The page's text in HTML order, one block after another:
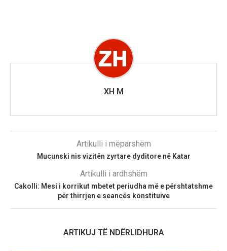
XH M
Artikulli i mëparshëm
Mucunski nis vizitën zyrtare dyditore në Katar
Artikulli i ardhshëm
Cakolli: Mesi i korrikut mbetet periudha më e përshtatshme
për thirrjen e seancës konstituive
ARTIKUJ TË NDËRLIDHURA